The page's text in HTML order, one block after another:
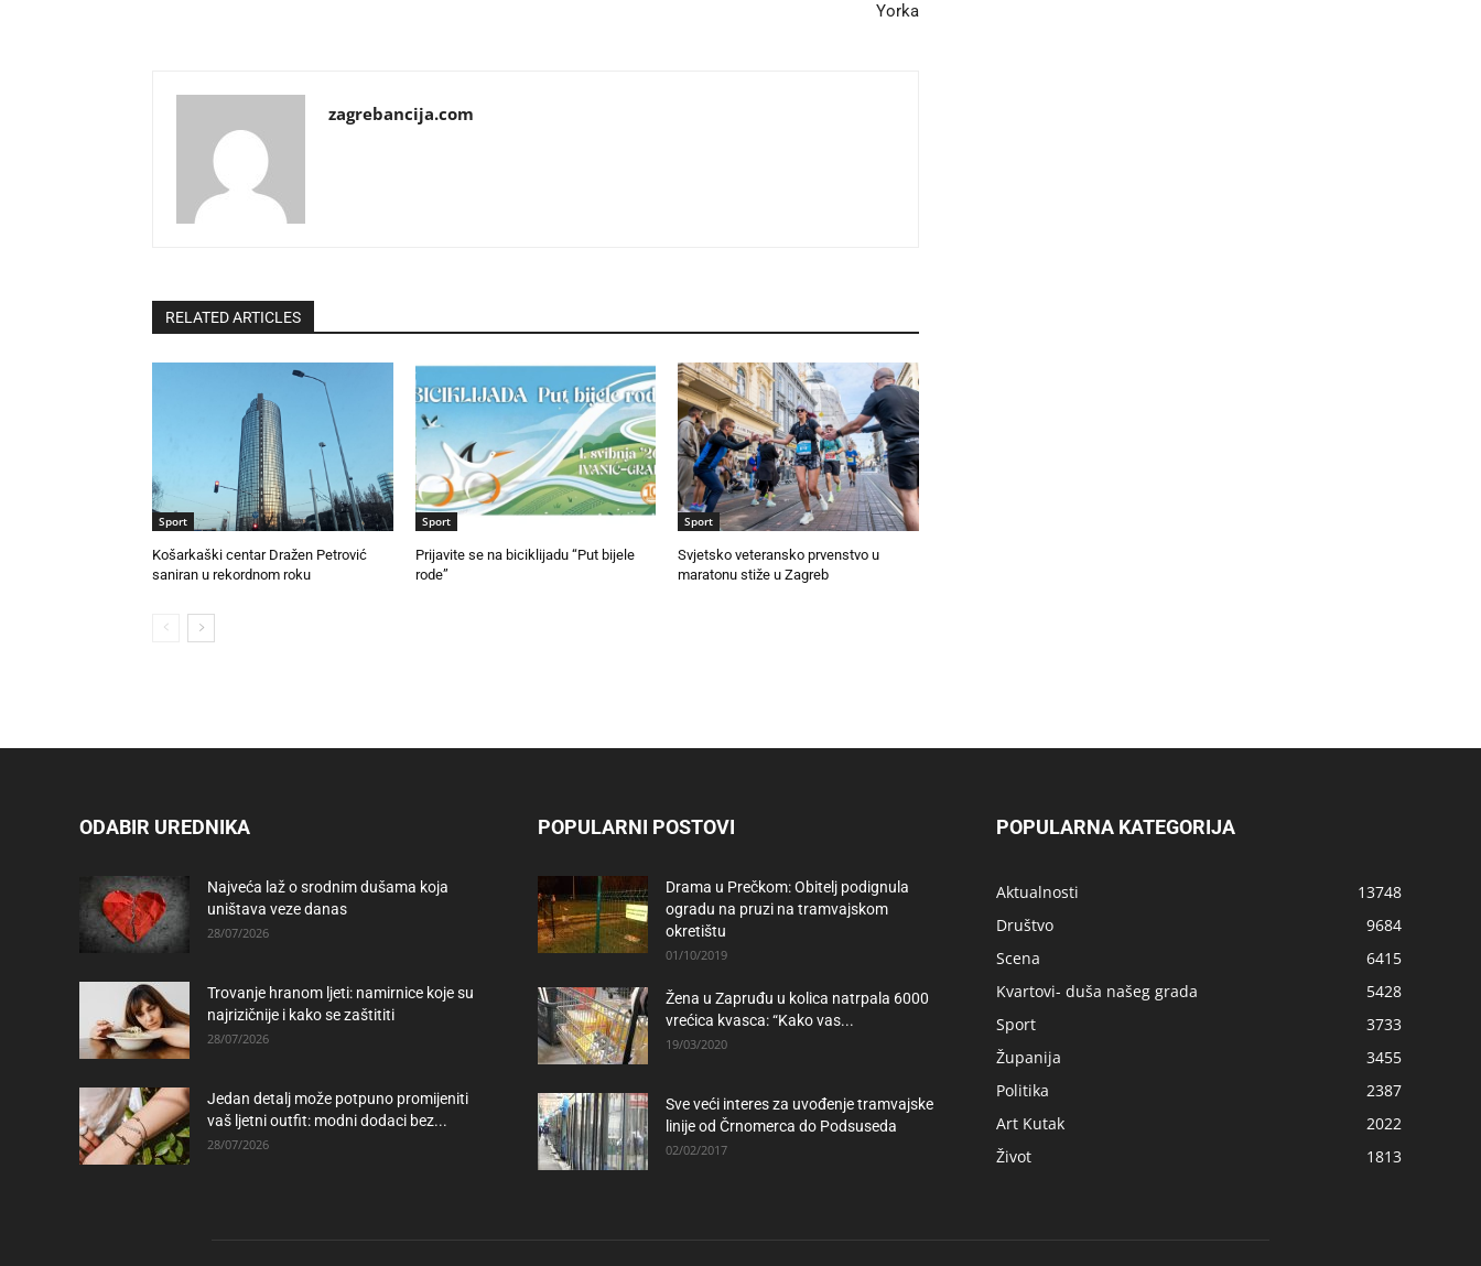
Yorka
zagrebancija.com
RELATED ARTICLES
Sport
Košarkaški centar Dražen Petrović
saniran u rekordnom roku
Sport
Prijavite se na biciklijadu “Put bijele
rode”
Sport
Svjetsko veteransko prvenstvo u
maratonu stiže u Zagreb
ODABIR UREDNIKA
Najveća laž o srodnim dušama koja
uništava veze danas
28/07/2026
Trovanje hranom ljeti: namirnice koje su
najrizičnije i kako se zaštititi
28/07/2026
Jedan detalj može potpuno promijeniti
vaš ljetni outfit: modni dodaci bez...
28/07/2026
POPULARNI POSTOVI
Drama u Prečkom: Obitelj podignula
ogradu na pruzi na tramvajskom
okretištu
01/10/2019
Žena u Zapruđu u kolica natrpala 6000
vrećica kvasca: “Kako vas...
19/03/2020
Sve veći interes za uvođenje tramvajske
linije od Črnomerca do Podsuseda
02/02/2017
POPULARNA KATEGORIJA
Aktualnosti
13748
Društvo
9684
Scena
6415
Kvartovi- duša našeg grada
5428
Sport
3733
Županija
3455
Politika
2387
Art Kutak
2022
Život
1813